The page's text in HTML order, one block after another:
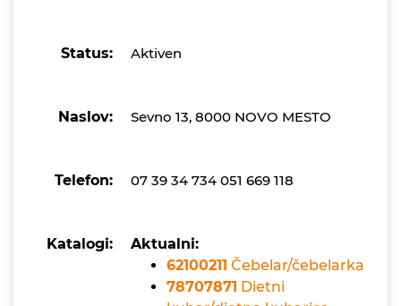
Status: Aktiven
Naslov: Sevno 13, 8000 NOVO MESTO
Telefon: 07 39 34 734 051 669 118
Katalogi:
Aktualni:
62100211 Čebelar/čebelarka
78707871 Dietni